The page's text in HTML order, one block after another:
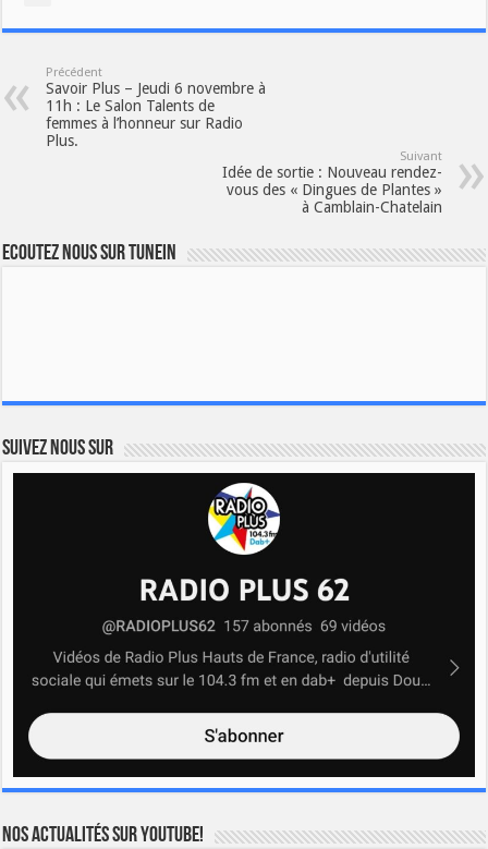
Précédent
Savoir Plus – Jeudi 6 novembre à
11h : Le Salon Talents de
femmes à l’honneur sur Radio
Plus.
Suivant
Idée de sortie : Nouveau rendez-
vous des « Dingues de Plantes »
à Camblain-Chatelain
Ecoutez nous sur TuneIn
Suivez nous sur
Nos actualités sur YOUTUBE!